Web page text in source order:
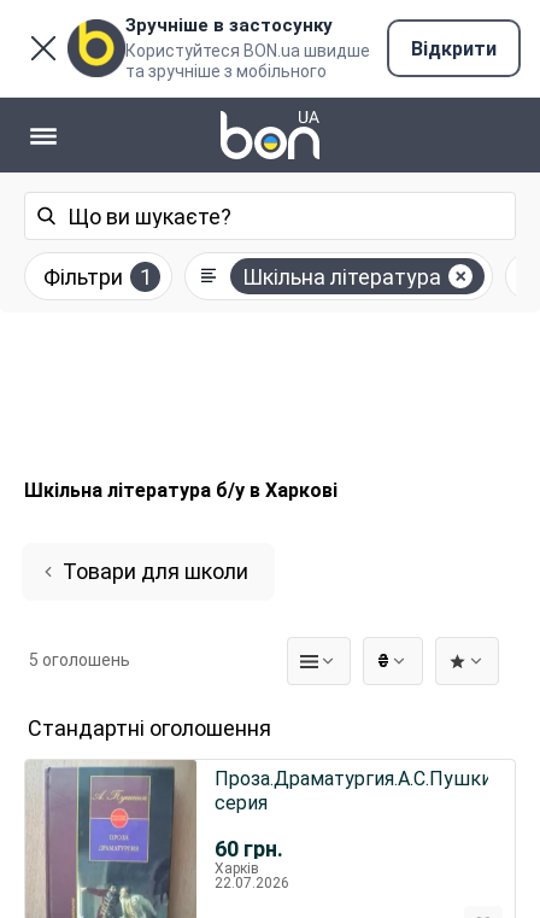
Зручніше в застосунку
Користуйтеся BON.ua швидше
та зручніше з мобільного
Відкрити
Фільтри 1 Шкільна література
Шкільна література б/у в Харкові
Товари для школи
₴
5 оголошень
Стандартні оголошення
60 грн.
Проза.Драматургия.А.С.Пушкин
серия
Харків
22.07.2026